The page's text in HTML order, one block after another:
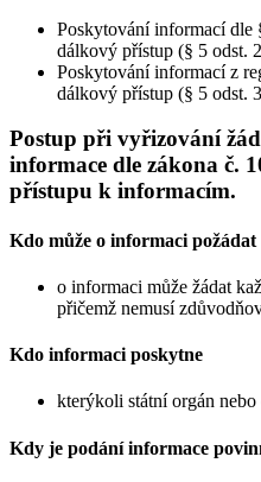
Poskytování informací dle
dálkový přístup (§ 5 odst.
Poskytování informací z
dálkový přístup (§ 5 odst.
Postup při vyřizování
informace dle zákona č.
přístupu k informacím.
Kdo může o informaci požádat
o informaci může žádat
přičemž nemusí
Kdo informaci poskytne
kterýkoli státní orgán
Kdy je podání informace